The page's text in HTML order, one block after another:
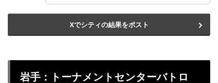
Xでシティの結果をポスト
岩手：トーナメントセンターバトロ